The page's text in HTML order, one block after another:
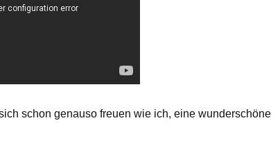
schon genauso freuen wie ich, eine wunderschöne